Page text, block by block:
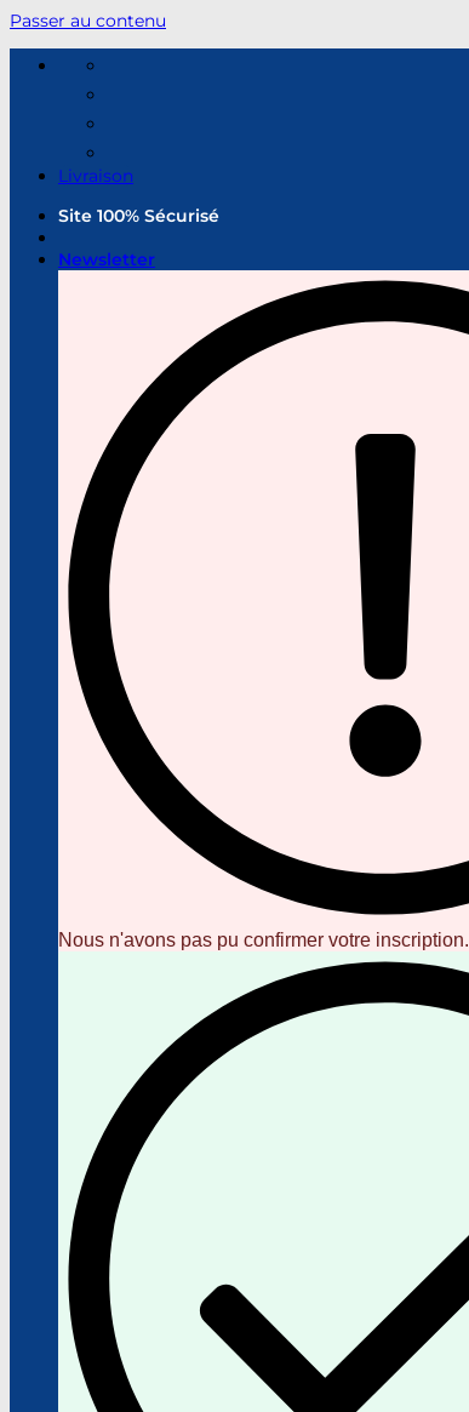
Passer au contenu
Livraison
Site 100% Sécurisé
Newsletter
Nous n'avons pas pu confirmer votre inscription.